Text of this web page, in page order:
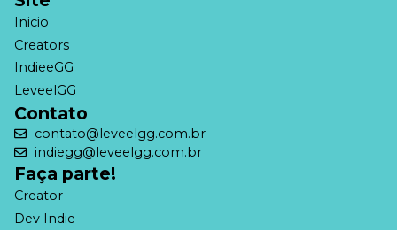
Inicio
Creators
IndieeGG
LeveelGG
Contato
contato@leveelgg.com.br
indiegg@leveelgg.com.br
Faça parte!
Creator
Dev Indie